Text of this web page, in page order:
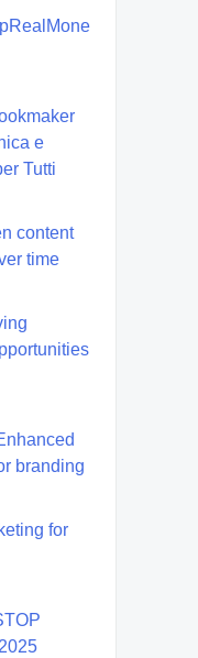
e
Tutti
content
time
branding
for